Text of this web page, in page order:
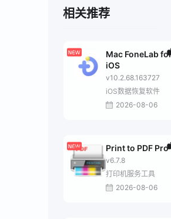
相关推荐
Mac FoneLab
iOS
v10.2.68.163727
iOS数据恢复软件
2026-08-06
Print to PDF Pro
v6.7.8
打印机服务工具
2026-08-06